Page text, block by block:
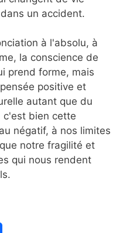
un accident.
à l'absolu, à
la conscience de
prend forme, mais
positive et
autant que du
c'est bien cette
négatif, à nos limites
notre fragilité et
qui nous rendent